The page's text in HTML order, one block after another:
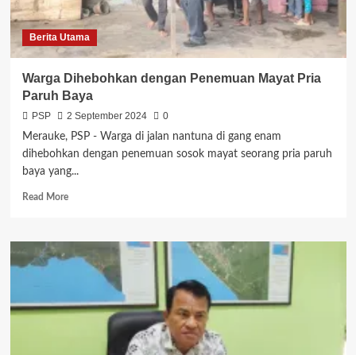
Berita Utama
Warga Dihebohkan dengan Penemuan Mayat Pria
Paruh Baya
PSP 2 September 2024
0
Merauke, PSP - Warga di jalan nantuna di gang enam
dihebohkan dengan penemuan sosok mayat seorang pria paruh
baya yang...
Read MoreRead
Warga
Dihebohkan
dengan
Penemuan
Mayat
Pria